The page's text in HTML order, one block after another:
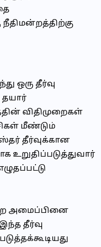
ஒரு தீர்வு
விதிமுறைகள்
மீண்டும்
தீர்வுக்கான
உறுதிப்படுத்துவார்
அமைப்பினை
தீர்வு